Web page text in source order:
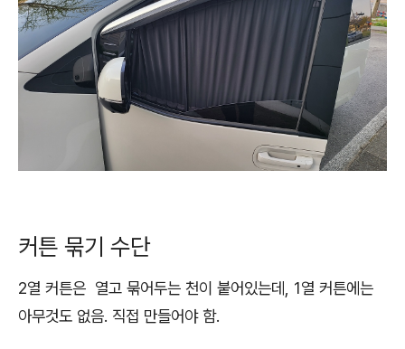
커튼 묶기 수단
2열 커튼은 열고 묶어두는 천이 붙어있는데, 1열 커튼에는
아무것도 없음. 직접 만들어야 함.